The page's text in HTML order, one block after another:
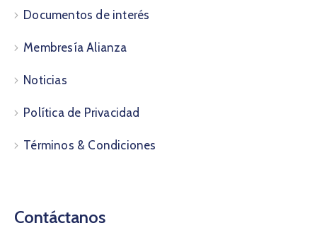
Documentos de interés
Membresía Alianza
Noticias
Política de Privacidad
Términos & Condiciones
Contáctanos